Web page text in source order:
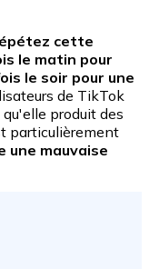
cette
le matin pour
le soir pour une
de TikTok
produit des
particulièrement
une mauvaise